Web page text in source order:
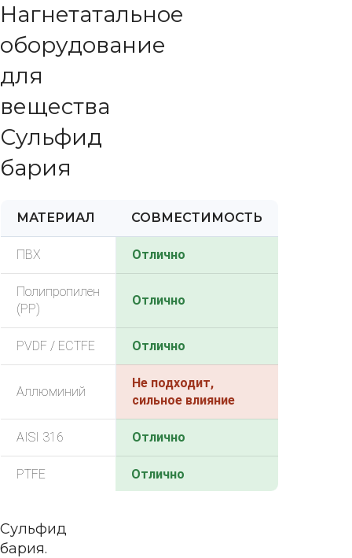
Нагнетатальное
оборудование
для
вещества
Сульфид
бария
МАТЕРИАЛ СОВМЕСТИМОСТЬ
ПВХ Отлично
Полипропилен
(PP)
Отлично
PVDF / ECTFE Отлично
Аллюминий
Не подходит,
сильное влияние
AISI 316 Отлично
PTFE Отлично
Сульфид
бария.